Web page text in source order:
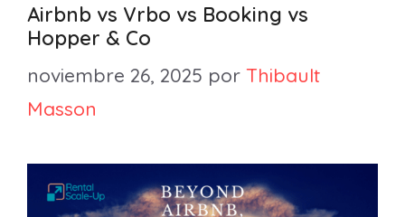
Airbnb vs Vrbo vs Booking vs
Hopper & Co
noviembre 26, 2025 por Thibault
Masson